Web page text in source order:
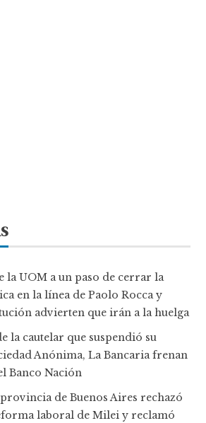
la UOM a un paso de cerrar la
en la línea de Paolo Rocca y
advierten que irán a la huelga
la cautelar que suspendió su
Anónima, La Bancaria frenan
Banco Nación
de Buenos Aires rechazó
laboral de Milei y reclamó